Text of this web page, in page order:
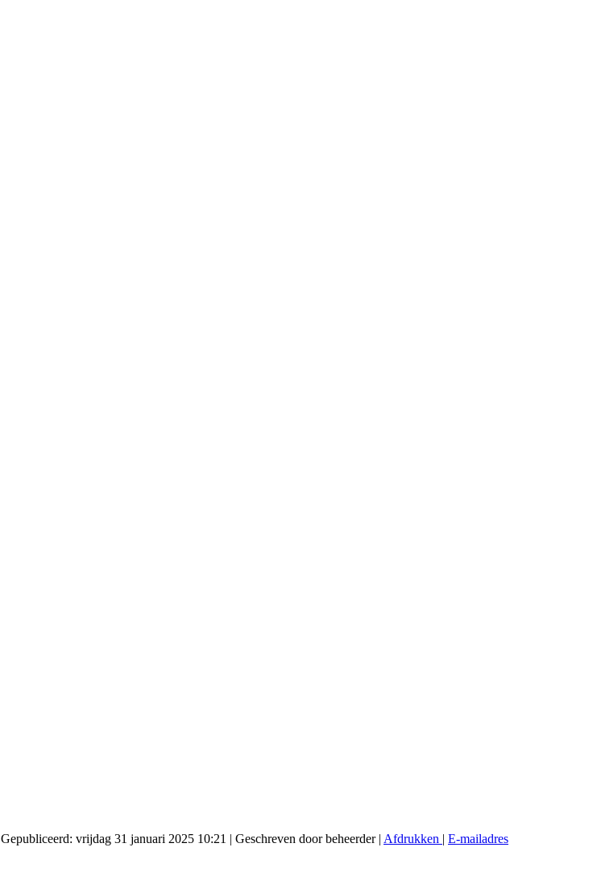
Gepubliceerd: vrijdag 31 januari 2025 10:21 | Geschreven door beheerder| Afdrukken | E-mailadres